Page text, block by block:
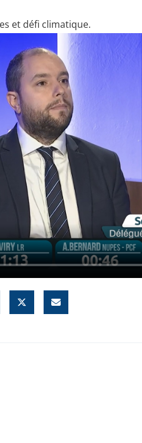
et défi climatique.